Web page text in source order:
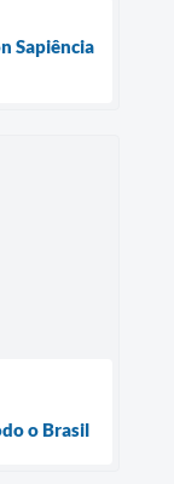
Sapiência
o Brasil